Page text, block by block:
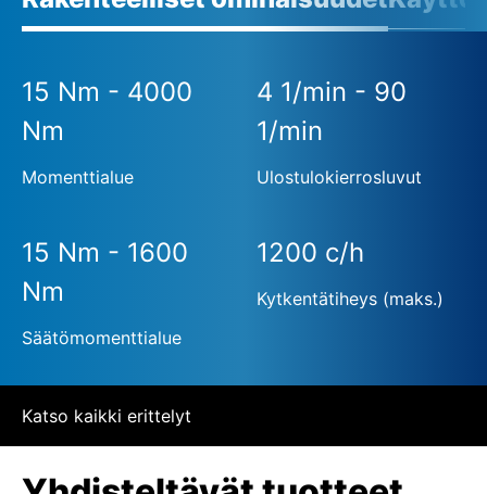
15 Nm - 4000
Nm
Momenttialue
4 1/min - 90
1/min
Ulostulokierrosluvut
15 Nm - 1600
Nm
Säätömomenttialue
1200 c/h
Kytkentätiheys (maks.)
Katso kaikki erittelyt